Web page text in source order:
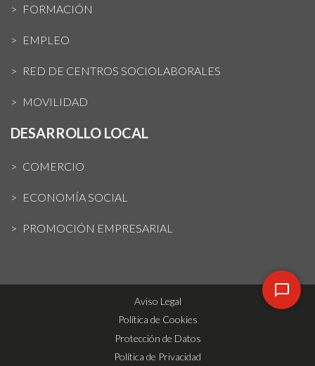
FORMACIÓN
EMPLEO
RED DE CENTROS SOCIOLABORALES
MOVILIDAD
DESARROLLO LOCAL
COMERCIO
ECONOMÍA SOCIAL
PROMOCIÓN EMPRESARIAL
Aviso Legal
Política de Cookies
Protección de Datos
Política de Privacidad